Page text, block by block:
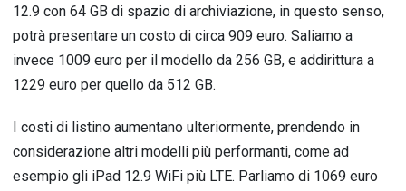
12.9 con 64 GB di spazio di archiviazione, in questo senso,
potrà presentare un costo di circa 909 euro. Saliamo a
invece 1009 euro per il modello da 256 GB, e addirittura a
1229 euro per quello da 512 GB.
I costi di listino aumentano ulteriormente, prendendo in
considerazione altri modelli più performanti, come ad
esempio gli iPad 12.9 WiFi più LTE. Parliamo di 1069 euro